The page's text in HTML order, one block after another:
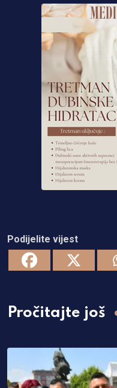
Podijelite vijest
Pročitajte još